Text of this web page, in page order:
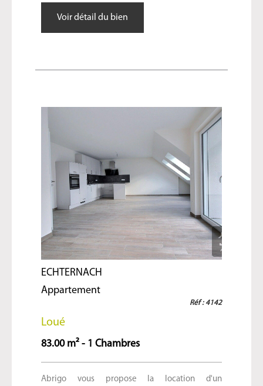
Voir détail du bien
ECHTERNACH
Appartement
Réf : 4142
Loué
83.00 m² - 1 Chambres
Abrigo vous propose la location d'un